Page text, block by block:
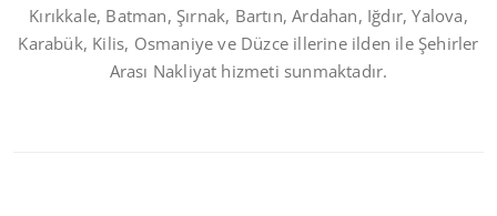
Kırıkkale, Batman, Şırnak, Bartın, Ardahan, Iğdır, Yalova,
Karabük, Kilis, Osmaniye ve Düzce illerine ilden ile Şehirler
Arası Nakliyat hizmeti sunmaktadır.